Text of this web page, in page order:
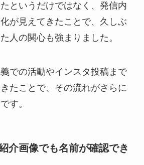
というだけではなく、発信内
が見えてきたことで、久しぶ
人の関心も強まりました。
での活動やインスタ投稿まで
たことで、その流れがさらに
す。
介画像でも名前が確認でき